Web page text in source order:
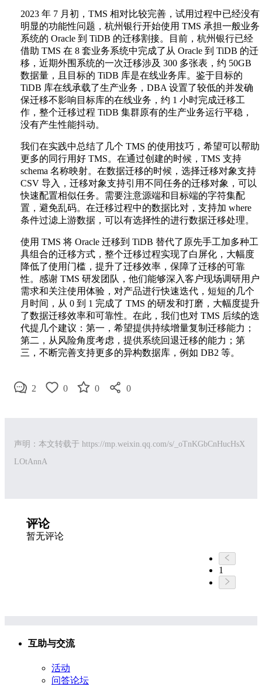
2023 年 7 月初，TMS 相对比较完善，试用过程中已经没有
明显的功能性问题，杭州银行开始使用 TMS 承担一般业务
系统的 Oracle 到 TiDB 的迁移割接。目前，杭州银行已经
借助 TMS 在 8 套业务系统中完成了从 Oracle 到 TiDB 的迁
移，近期外围系统的一次迁移涉及 300 多张表，约 50GB
数据量，且目标的 TiDB 库是在线业务库。鉴于目标的
TiDB 库在线承载了生产业务，DBA 设置了较低的并发确
保迁移不影响目标库的在线业务，约 1 小时完成迁移工
作，整个迁移过程 TiDB 集群原有的生产业务运行平稳，
没有产生性能抖动。
我们在实践中总结了几个 TMS 的使用技巧，希望可以帮助
更多的同行用好 TMS。在通过创建的时候，TMS 支持
schema 名称映射。在数据迁移的时候，选择迁移对象支持
CSV 导入，迁移对象支持引用不同任务的迁移对象，可以
快速配置相似任务。需要注意源端和目标端的字符集配
置，避免乱码。在迁移过程中的数据比对，支持加 where
条件过滤上游数据，可以有选择性的进行数据迁移处理。
使用 TMS 将 Oracle 迁移到 TiDB 替代了原先手工加多种工
具组合的迁移方式，整个迁移过程实现了白屏化，大幅度
降低了使用门槛，提升了迁移效率，保障了迁移的可靠
性。感谢 TMS 研发团队，他们能够深入客户现场调研用户
需求和关注使用体验，对产品进行快速迭代，短短的几个
月时间，从 0 到 1 完成了 TMS 的研发和打磨，大幅度提升
了数据迁移效率和可靠性。在此，我们也对 TMS 后续的迭
代提几个建议：第一，希望提供持续增量复制迁移能力；
第二，从风险角度考虑，提供系统回退迁移的能力；第
三，不断完善支持更多的异构数据库，例如 DB2 等。
2 0 0 0
声明：本文转载于 https://mp.weixin.qq.com/s/_oTnKGbCnHucHsX
LOtAnnA
评论
暂无评论
1
互助与交流
活动
问答论坛